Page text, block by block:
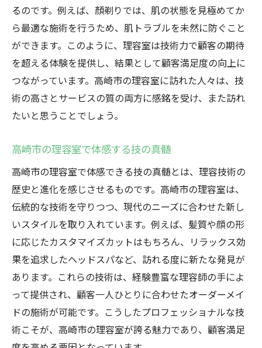
るのです。例えば、顏剃りでは、肌の状態を見極めてか
ら最適な施術を行うため、肌トラブルを未然に防ぐこと
ができます。このように、理容室は技術力で顧客の期待
を超える体験を提供し、結果として顧客満足度の向上に
つながっています。高崎市の理容室に訪れた人々は、技
術の高さとサービスの質の両方に感銘を受け、また訪れ
たいと思うことでしょう。
高崎市の理容室で体感する技の真髄
高崎市の理容室で体感できる技の真髄とは、理容技術の
歴史と進化を感じさせるものです。高崎市の理容室は、
伝統的な技術を守りつつ、現代のニーズに合わせた新し
いスタイルを取り入れています。例えば、髪質や顔の形
に応じたカスタマイズカットはもちろん、リラックス効
果を追求したヘッドスパなど、訪れる度に新たな発見が
あります。これらの技術は、経験豊富な理容師の手によ
って提供され、顧客一人ひとりに合わせたオーダーメイ
ドの施術が可能です。こうしたプロフェッショナルな技
術こそが、高崎市の理容室が誇る魅力であり、顧客満足